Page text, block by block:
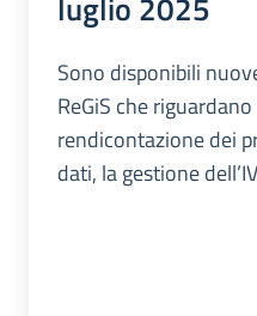
Sono disponibili
ReGiS che
rendicontazione dei
dati, la gestione